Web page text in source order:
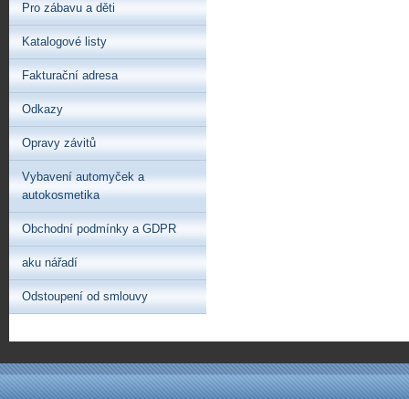
Pro zábavu a děti
Katalogové listy
Fakturační adresa
Odkazy
Opravy závitů
Vybavení automyček a
autokosmetika
Obchodní podmínky a GDPR
aku nářadí
Odstoupení od smlouvy